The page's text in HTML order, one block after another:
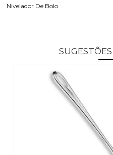
Nivelador De Bolo